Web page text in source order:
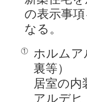
の表示事
なる。
①
ホルムア
裏等）
居室の内
アルデヒ